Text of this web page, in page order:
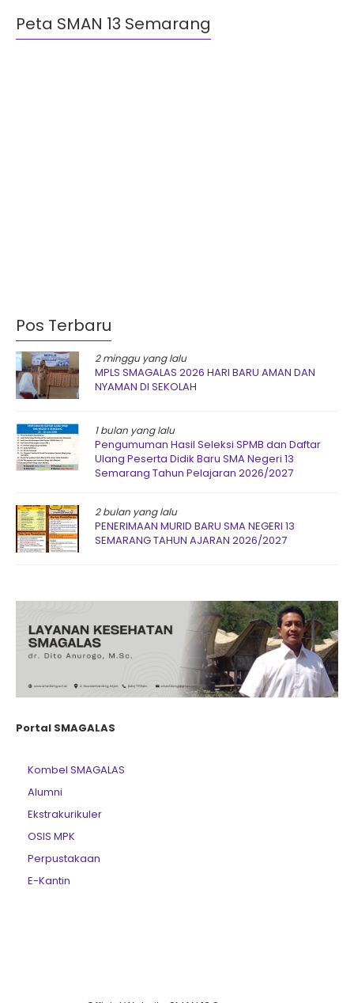
Peta SMAN 13 Semarang
Pos Terbaru
2 minggu yang lalu
MPLS SMAGALAS 2026 HARI BARU AMAN DAN
NYAMAN DI SEKOLAH
1 bulan yang lalu
Pengumuman Hasil Seleksi SPMB dan Daftar
Ulang Peserta Didik Baru SMA Negeri 13
Semarang Tahun Pelajaran 2026/2027
2 bulan yang lalu
PENERIMAAN MURID BARU SMA NEGERI 13
SEMARANG TAHUN AJARAN 2026/2027
Portal SMAGALAS
Kombel SMAGALAS
Alumni
Ekstrakurikuler
OSIS MPK
Perpustakaan
E-Kantin